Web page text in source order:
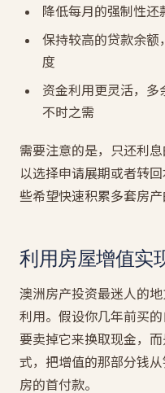
降低每月的强制性
保持较高的贷款余额
度
资金利用更灵活，
不时之需
需要注意的是，只还利
以选择申请展期或者转
些希望快速积累多套房产
利用房屋增值实
澳洲房产投资最迷人的
利用。假设你几年前买
要卖掉它来换取现金，而
式，把增值的那部分钱
房的首付款。